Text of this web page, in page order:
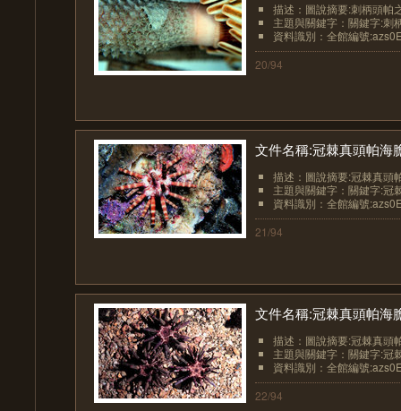
描述：圖說摘要:刺柄頭帕
主題與關鍵字：關鍵字:刺
資料識別：全館編號
20/94
文件名稱:冠棘真頭帕海
描述：圖說摘要:冠棘真頭
主題與關鍵字：關鍵字:冠
資料識別：全館編號
21/94
文件名稱:冠棘真頭帕海
描述：圖說摘要:冠棘真頭
主題與關鍵字：關鍵字:冠
資料識別：全館編號
22/94